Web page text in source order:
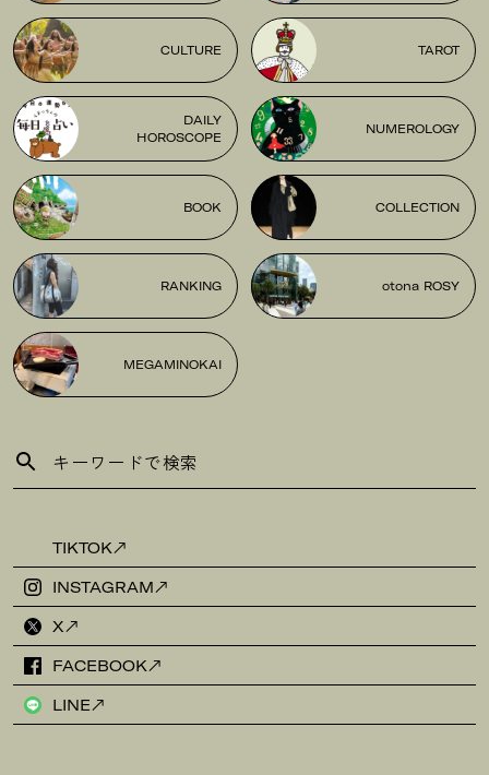
CULTURE TAROT
DAILY
HOROSCOPE
NUMEROLOGY
BOOK COLLECTION
RANKING otona ROSY
MEGAMINOKAI
TIKTOK
INSTAGRAM
X
FACEBOOK
LINE